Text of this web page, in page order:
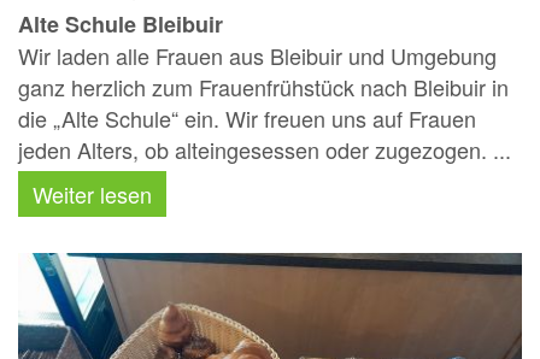
Alte Schule Bleibuir
Wir laden alle Frauen aus Bleibuir und Umgebung
ganz herzlich zum Frauenfrühstück nach Bleibuir in
die „Alte Schule“ ein. Wir freuen uns auf Frauen
jeden Alters, ob alteingesessen oder zugezogen. ...
Weiter lesen